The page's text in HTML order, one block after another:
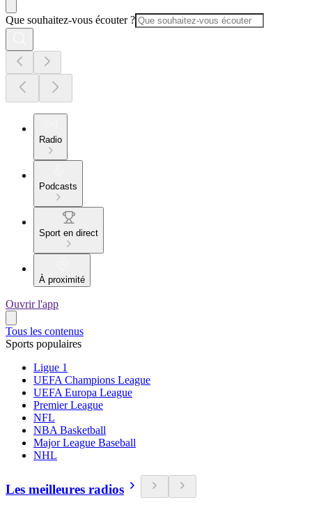
Que souhaitez-vous écouter ?
Radio
Podcasts
Sport en direct
À proximité
Ouvrir l'app
Tous les contenus
Sports populaires
Ligue 1
UEFA Champions League
UEFA Europa League
Premier League
NFL
NBA Basketball
Major League Baseball
NHL
Les meilleures radios